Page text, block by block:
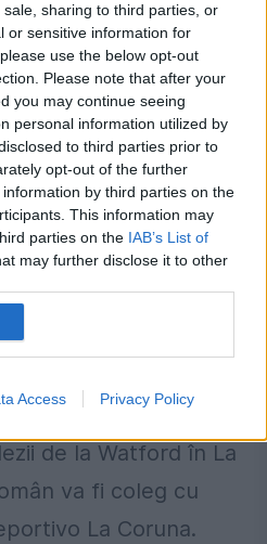
sharing to third parties, or
or sensitive information for
use the below opt-out
Please note that after your
you may continue seeing
personal information utilized by
to third parties prior to
opt-out of the further
by third parties on the
This information may
parties on the IAB’s List of
may further disclose it to other
Access Privacy Policy
o nouă echipă.
Premier League:
benefică pentru
şi să-mi
de ani) a fost
de la Watford în La
va fi coleg cu
La Coruna.